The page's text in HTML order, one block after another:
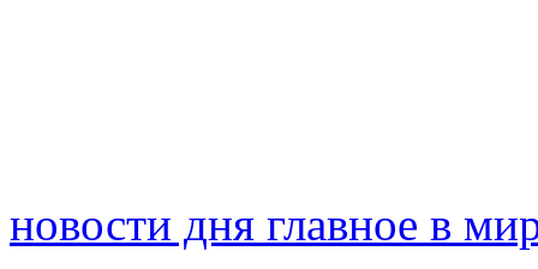
новости дня главное в